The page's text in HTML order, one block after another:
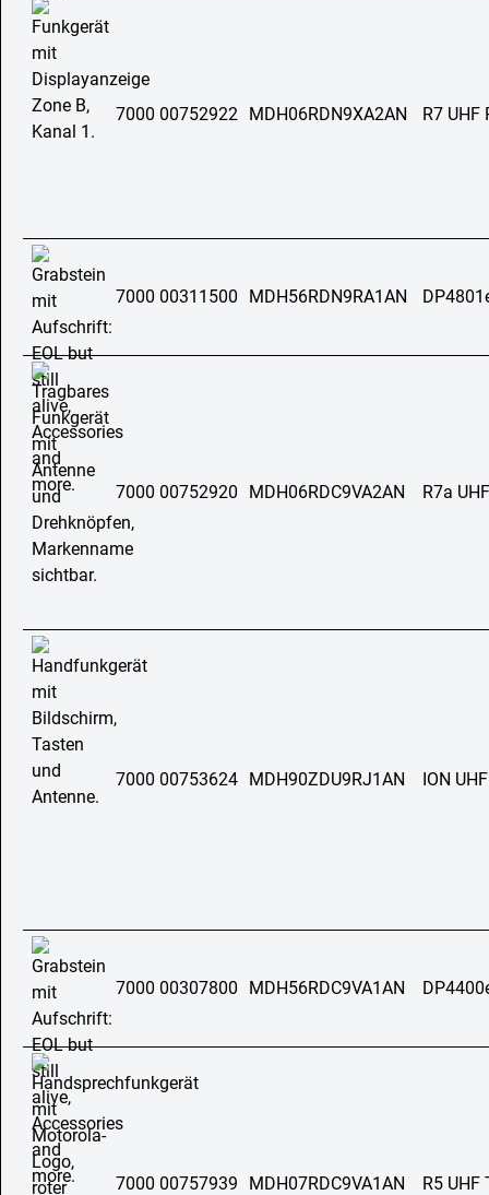
7000 00752922 MDH06RDN9XA2AN R7 UHF
7000 00311500 MDH56RDN9RA1AN
7000 00752920 MDH06RDC9VA2AN R7a
7000 00753624 MDH90ZDU9RJ1AN ION UHF
7000 00307800 MDH56RDC9VA1AN
7000 00757939 MDH07RDC9VA1AN R5 UHF